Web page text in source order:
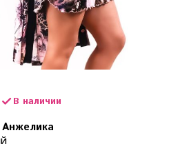
В наличии